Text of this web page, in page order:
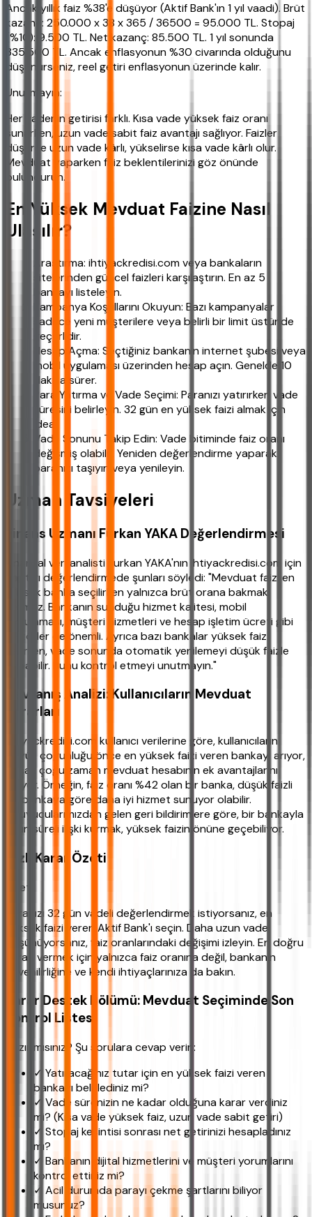
Ancak yıllık faiz %38'e düşüyor (Aktif Bank'ın 1 yıl vaadi). Brüt
kazanç: 250.000 x 38 x 365 / 36500 = 95.000 TL. Stopaj
(%10): 9.500 TL. Net kazanç: 85.500 TL. 1 yıl sonunda
335.500 TL. Ancak enflasyonun %30 civarında olduğunu
düşünürseniz, reel getiri enflasyonun üzerinde kalır.
Unutmayın:
Her vadenin getirisi farklı. Kısa vade yüksek faiz oranı
sunarken, uzun vade sabit faiz avantajı sağlıyor. Faizler
düşerse uzun vade kârlı, yükselirse kısa vade kârlı olur.
Mevduat yaparken faiz beklentilerinizi göz önünde
bulundurun.
En Yüksek Mevduat Faizine Nasıl
Ulaşılır?
Araştırma: ihtiyackredisi.com veya bankaların
sitelerinden güncel faizleri karşılaştırın. En az 5
bankayı listeleyin.
Kampanya Koşullarını Okuyun: Bazı kampanyalar
sadece yeni müşterilere veya belirli bir limit üstünde
geçerlidir.
Hesap Açma: Seçtiğiniz bankanın internet şubesi veya
mobil uygulaması üzerinden hesap açın. Genelde 10
dakika sürer.
Para Yatırma ve Vade Seçimi: Paranızı yatırırken vade
süresini belirleyin. 32 gün en yüksek faizi almak için
ideal.
Vade Sonunu Takip Edin: Vade bitiminde faiz oranı
değişmiş olabilir. Yeniden değerlendirme yaparak
paranızı taşıyın veya yenileyin.
Uzman Tavsiyeleri
Finans Uzmanı Furkan YAKA Değerlendirmesi
Finansal veri analisti Furkan YAKA'nın ihtiyackredisi.com için
yaptığı değerlendirmede şunları söyledi: "Mevduat faizi en
yüksek banka seçilirken yalnızca brüt orana bakmak
yetmez. Bankanın sunduğu hizmet kalitesi, mobil
uygulaması, müşteri hizmetleri ve hesap işletim ücreti gibi
faktörler de önemli. Ayrıca bazı bankalar yüksek faiz
verirken, vade sonunda otomatik yenilemeyi düşük faizle
yapabilir. Bunu kontrol etmeyi unutmayın."
Davranış Analizi: Kullanıcıların Mevduat
Kararları
ihtiyackredisi.com kullanıcı verilerine göre, kullanıcıların
büyük çoğunluğu önce en yüksek faizi veren bankayı arıyor,
ancak çoğu zaman mevduat hesabının ek avantajlarını
atlıyor. Örneğin, faiz oranı %42 olan bir banka, düşük faizli
bir bankaya göre daha iyi hizmet sunuyor olabilir.
Okuyucularımızdan gelen geri bildirimlere göre, bir bankayla
uzun süreli ilişki kurmak, yüksek faizin önüne geçebiliyor.
Hızlı Karar Özeti
Özet:
Paranızı 32 gün vadeli değerlendirmek istiyorsanız, en
yüksek faizi veren Aktif Bank'ı seçin. Daha uzun vade
düşünüyorsanız, faiz oranlarındaki değişimi izleyin. En doğru
kararı vermek için yalnızca faiz oranına değil, bankanın
güvenilirliğine ve kendi ihtiyaçlarınıza da bakın.
Karar Destek Bölümü: Mevduat Seçiminde Son
Kontrol Listesi
Hazır mısınız? Şu sorulara cevap verin:
✓ Yatıracağınız tutar için en yüksek faizi veren
bankayı belirlediniz mi?
✓ Vade sürenizin ne kadar olduğuna karar verdiniz
mi? (Kısa vade yüksek faiz, uzun vade sabit getiri)
✓ Stopaj kesintisi sonrası net getirinizi hesapladınız
mı?
✓ Bankanın dijital hizmetlerini ve müşteri yorumlarını
kontrol ettiniz mi?
✓ Acil durumda parayı çekme şartlarını biliyor
musunuz?